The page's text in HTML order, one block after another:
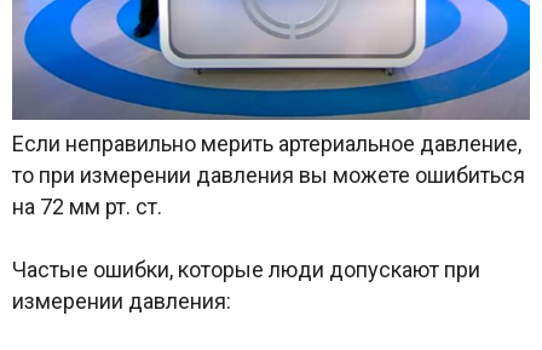
Если неправильно мерить артериальное давление,
то при измерении давления вы можете ошибиться
на 72 мм рт. ст.
Частые ошибки, которые люди допускают при
измерении давления: